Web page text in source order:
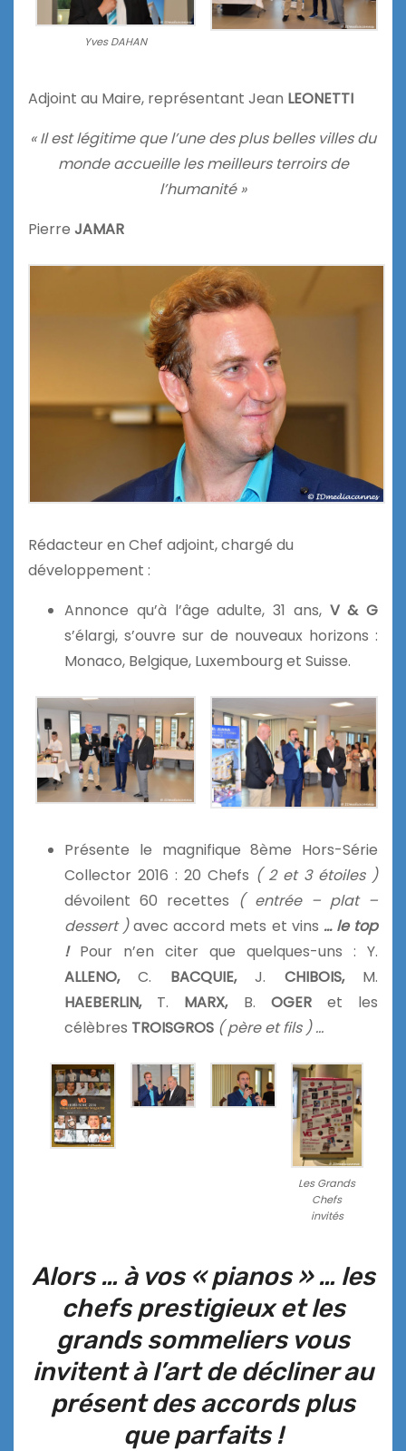
Yves DAHAN
Adjoint au Maire, représentant Jean LEONETTI
« Il est légitime que l’une des plus belles villes du
monde accueille les meilleurs terroirs de
l’humanité »
Pierre JAMAR
Rédacteur en Chef adjoint, chargé du
développement :
Annonce qu’à l’âge adulte, 31 ans, V & G
s’élargi, s’ouvre sur de nouveaux horizons :
Monaco, Belgique, Luxembourg et Suisse.
Présente le magnifique 8ème Hors-Série
Collector 2016 : 20 Chefs ( 2 et 3 étoiles )
dévoilent 60 recettes ( entrée – plat –
dessert )avec accord mets et vins … le top
! Pour n’en citer que quelques-uns : Y.
ALLENO,C. BACQUIE,J. CHIBOIS,M.
HAEBERLIN,T. MARX,B. OGERet les
célèbres TROISGROS (père et fils ) …
Les Grands
Chefs
invités
Alors … à vos « pianos » … les
chefs prestigieux et les
grands sommeliers vous
invitent à l’art de décliner au
présent des accords plus
que parfaits !